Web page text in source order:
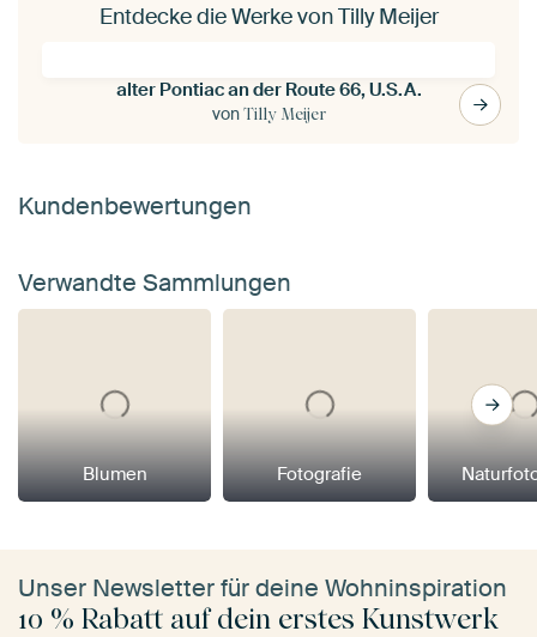
Entdecke die Werke von Tilly Meijer
alter Pontiac an der Route 66, U.S.A.
vonTilly Meijer
Kundenbewertungen
Verwandte Sammlungen
Blumen Fotografie
Unser Newsletter für deine Wohninspiration
10 % Rabatt auf dein erstes Kunstwerk